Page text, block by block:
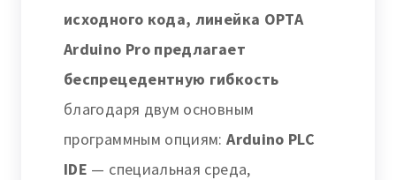
исходного кода, линейка OPTA
Arduino Pro предлагает
беспрецедентную гибкость
благодаря двум основным
программным опциям:Arduino PLC
IDE — специальная среда,